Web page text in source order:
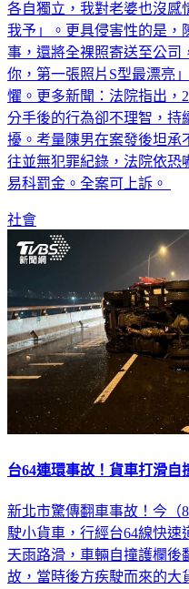
各自獨立，我對老婆也沒感
我予」。更具侵害性的是，
事，還將全裸照寄送至公司
你，第一張照片S型最漂亮
懼。更多新聞：法院指出，
分手後的行為卻不理智，持
擾。考量陳男在案發後坦承
往並無犯罪紀錄，法院依恐
易科罰金。全案可上訴。
社會
台64連環事故！貨車打滑
新北市驚傳翻車事故！今（
駛小貨車，行經台64線快
天雨路滑，車輛自撞護欄後
故，當時後方疾駛而來的大